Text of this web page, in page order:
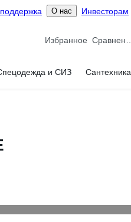
О нас Инвесторам
Избранное
и СИЗ Сантехника